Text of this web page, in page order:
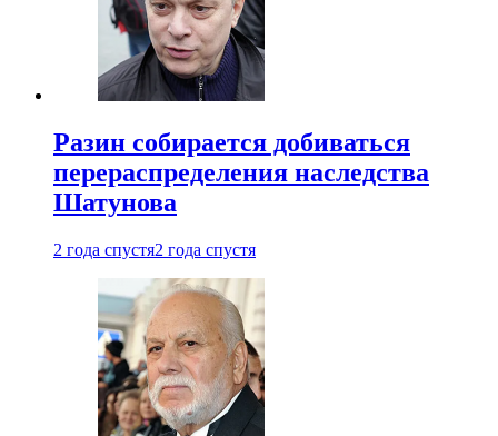
Разин собирается добиваться
перераспределения наследства
Шатунова
2 года спустя2 года спустя